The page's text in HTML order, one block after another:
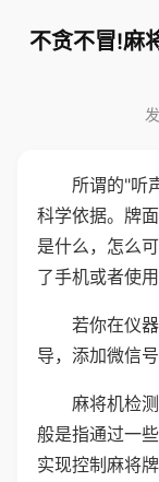
不贪不冒!麻
所谓的"听
科学依据。牌
是什么，怎么
了手机或者使用
若你在仪
导，添加微信
麻将机检
般是指通过一
实现控制麻将